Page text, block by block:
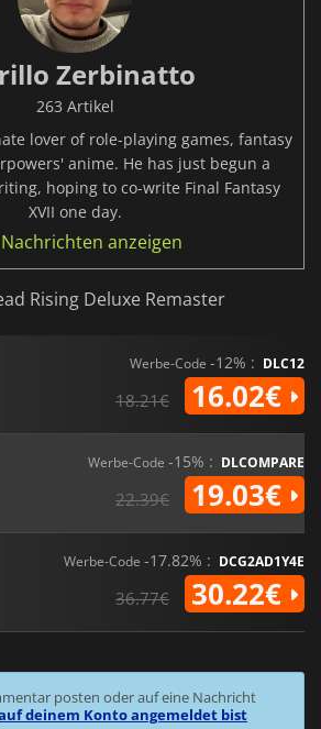
Zerbinatto
263 Artikel
lover of role-playing games, fantasy
anime. He has just begun a
hoping to co-write Final Fantasy
XVII one day.
anzeigen
Rising Deluxe Remaster
Werbe-Code -12% : DLC12
18.21€ 16.02€
Werbe-Code -15% : DLCOMPARE
22.39€ 19.03€
Werbe-Code -17.82% : DCG2AD1Y4E
36.77€ 30.22€
posten oder auf eine Nachricht
deinem Konto angemeldet bist